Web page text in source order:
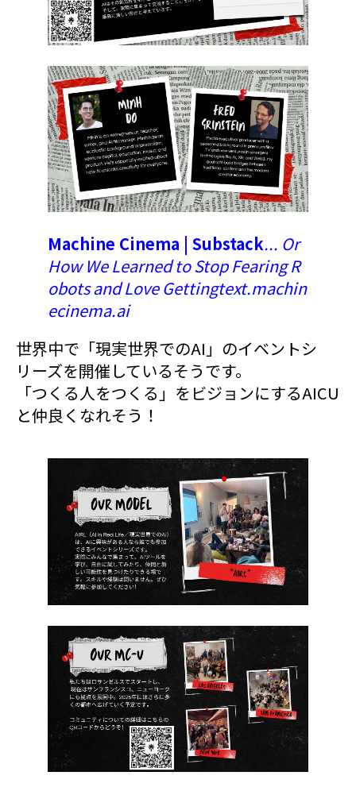
Machine Cinema | Substack... Or
How We Learned to Stop Fearing R
obots and Love Gettingtext.machin
ecinema.ai
世界中で「現実世界でのAI」のイベントシ
リーズを開催しているそうです。
「つくる人をつくる」をビジョンにするAICU
と仲良くなれそう！